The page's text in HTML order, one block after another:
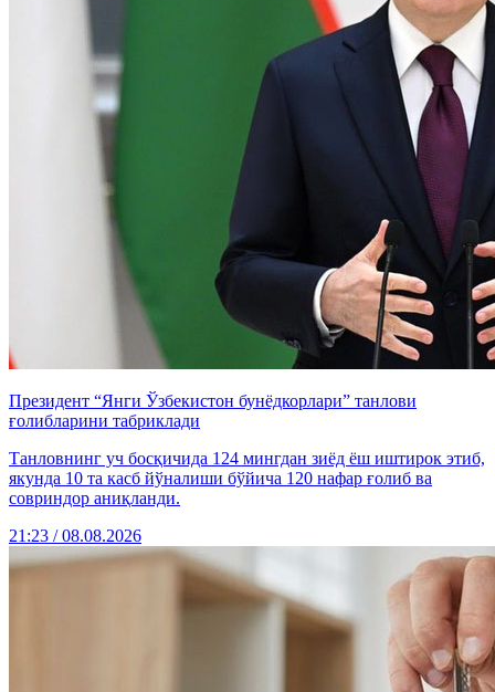
Президент “Янги Ўзбекистон бунёдкорлари” танлови
ғолибларини табриклади
Танловнинг уч босқичида 124 мингдан зиёд ёш иштирок этиб,
якунда 10 та касб йўналиши бўйича 120 нафар ғолиб ва
совриндор аниқланди.
21:23 / 08.08.2026